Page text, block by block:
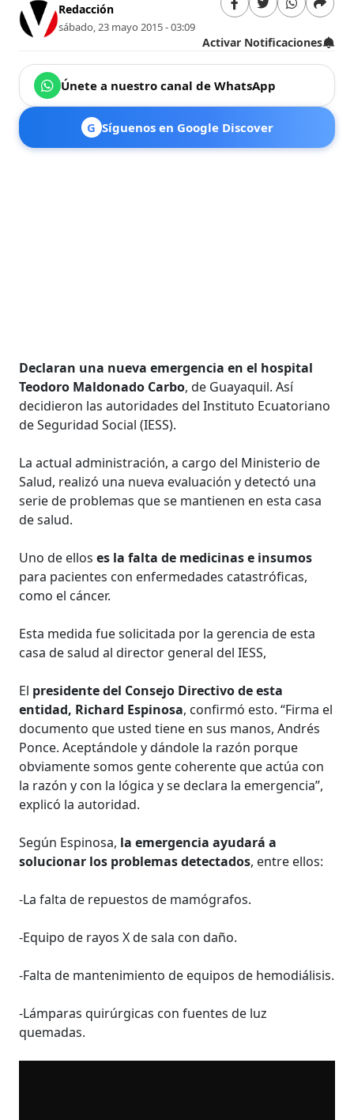
Redacción
sábado, 23 mayo 2015 - 03:09
Activar Notificaciones
Únete a nuestro canal de WhatsApp
G Síguenos en Google Discover
Declaran una nueva emergencia en el hospital
Teodoro Maldonado Carbo, de Guayaquil. Así
decidieron las autoridades del Instituto Ecuatoriano
de Seguridad Social (IESS).
La actual administración, a cargo del Ministerio de
Salud, realizó una nueva evaluación y detectó una
serie de problemas que se mantienen en esta casa
de salud.
Uno de elloses la falta de medicinas e insumos
para pacientes con enfermedades catastróficas,
como el cáncer.
Esta medida fue solicitada por la gerencia de esta
casa de salud al director general del IESS,
El presidente del Consejo Directivo de esta
entidad, Richard Espinosa, confirmó esto. “Firma el
documento que usted tiene en sus manos, Andrés
Ponce. Aceptándole y dándole la razón porque
obviamente somos gente coherente que actúa con
la razón y con la lógica y se declara la emergencia”,
explicó la autoridad.
Según Espinosa, la emergencia ayudará a
solucionar los problemas detectados, entre ellos:
-La falta de repuestos de mamógrafos.
-Equipo de rayos X de sala con daño.
-Falta de mantenimiento de equipos de hemodiálisis.
-Lámparas quirúrgicas con fuentes de luz
quemadas.